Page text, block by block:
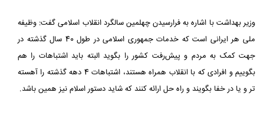
وزیر بهداشت با اشاره به فرارسیدن چهلمین سالگرد انقلاب اسلامی گفت: وظیفه
ملی هر ایرانی است که خدمات جمهوری اسلامی در طول 40 سال گذشته در
جهت کمک به مردم و پیش‌رفت کشور را بگوید البته باید اشتباهات را هم
بگوییم و افرادی که با انقلاب همراه هستند، اشتباهات 4 دهه گذشته را آهسته
تر و یا در خفا بگویند و راه حل ارائه کنند که شاید دستور اسلام نیز همین باشد.